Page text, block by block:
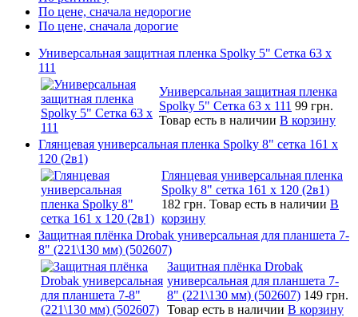
По цене, сначала недорогие
По цене, сначала дорогие
Универсальная защитная пленка Spolky 5" Сетка 63 x
111
Универсальная защитная пленка
Spolky 5" Сетка 63 x 111 99 грн.
Товар есть в наличии В корзину
Глянцевая универсальная пленка Spolky 8" сетка 161 х
120 (2в1)
Глянцевая универсальная пленка
Spolky 8" сетка 161 х 120 (2в1)
182 грн. Товар есть в наличии В
корзину
Защитная плёнка Drobak универсальная для планшета 7-
8" (221\130 мм) (502607)
Защитная плёнка Drobak
универсальная для планшета 7-
8" (221\130 мм) (502607) 149 грн.
Товар есть в наличии В корзину